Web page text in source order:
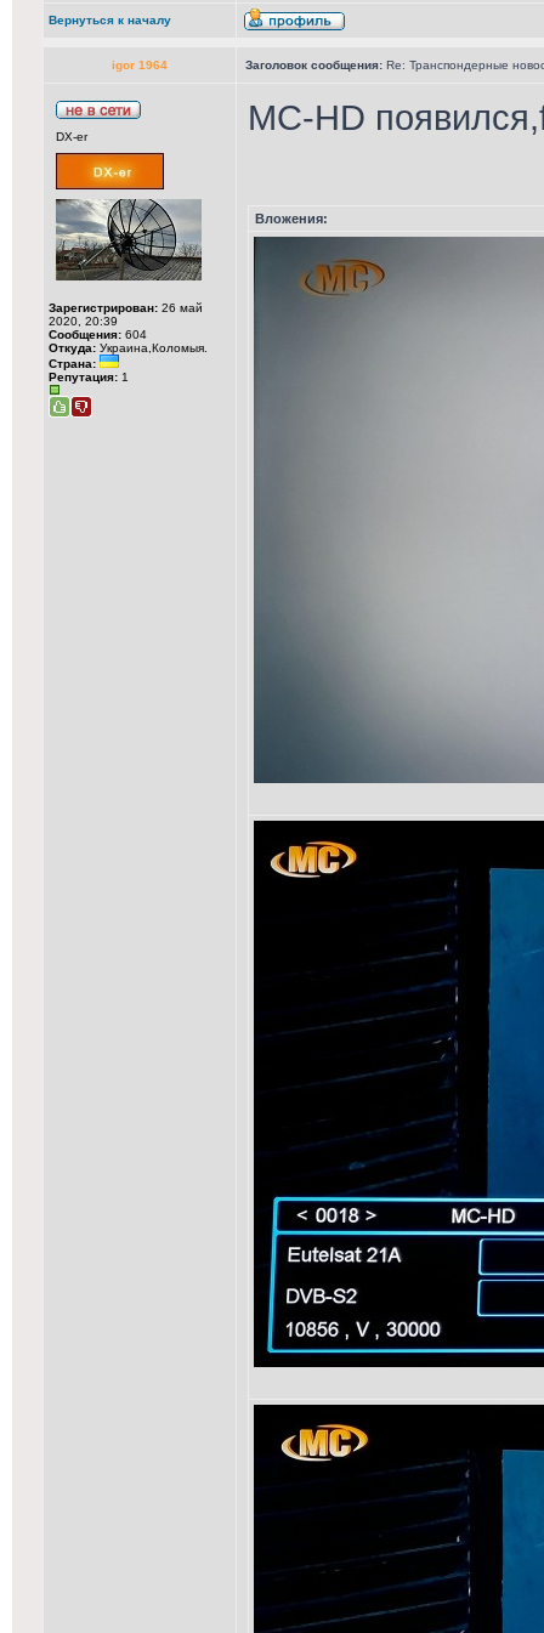
Вернуться к началу
igor 1964 Заголовок сообщения: Re: Транспондерные
DX-er
Зарегистрирован: 26 май
2020, 20:39
Сообщения: 604
Откуда: Украина,Коломыя.
Страна:
Репутация: 1
MC-HD
Вложения: